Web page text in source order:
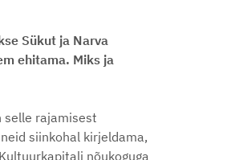
Sükut ja Narva
ehitama. Miks ja
selle rajamisest
siinkohal kirjeldama,
nõukoguga